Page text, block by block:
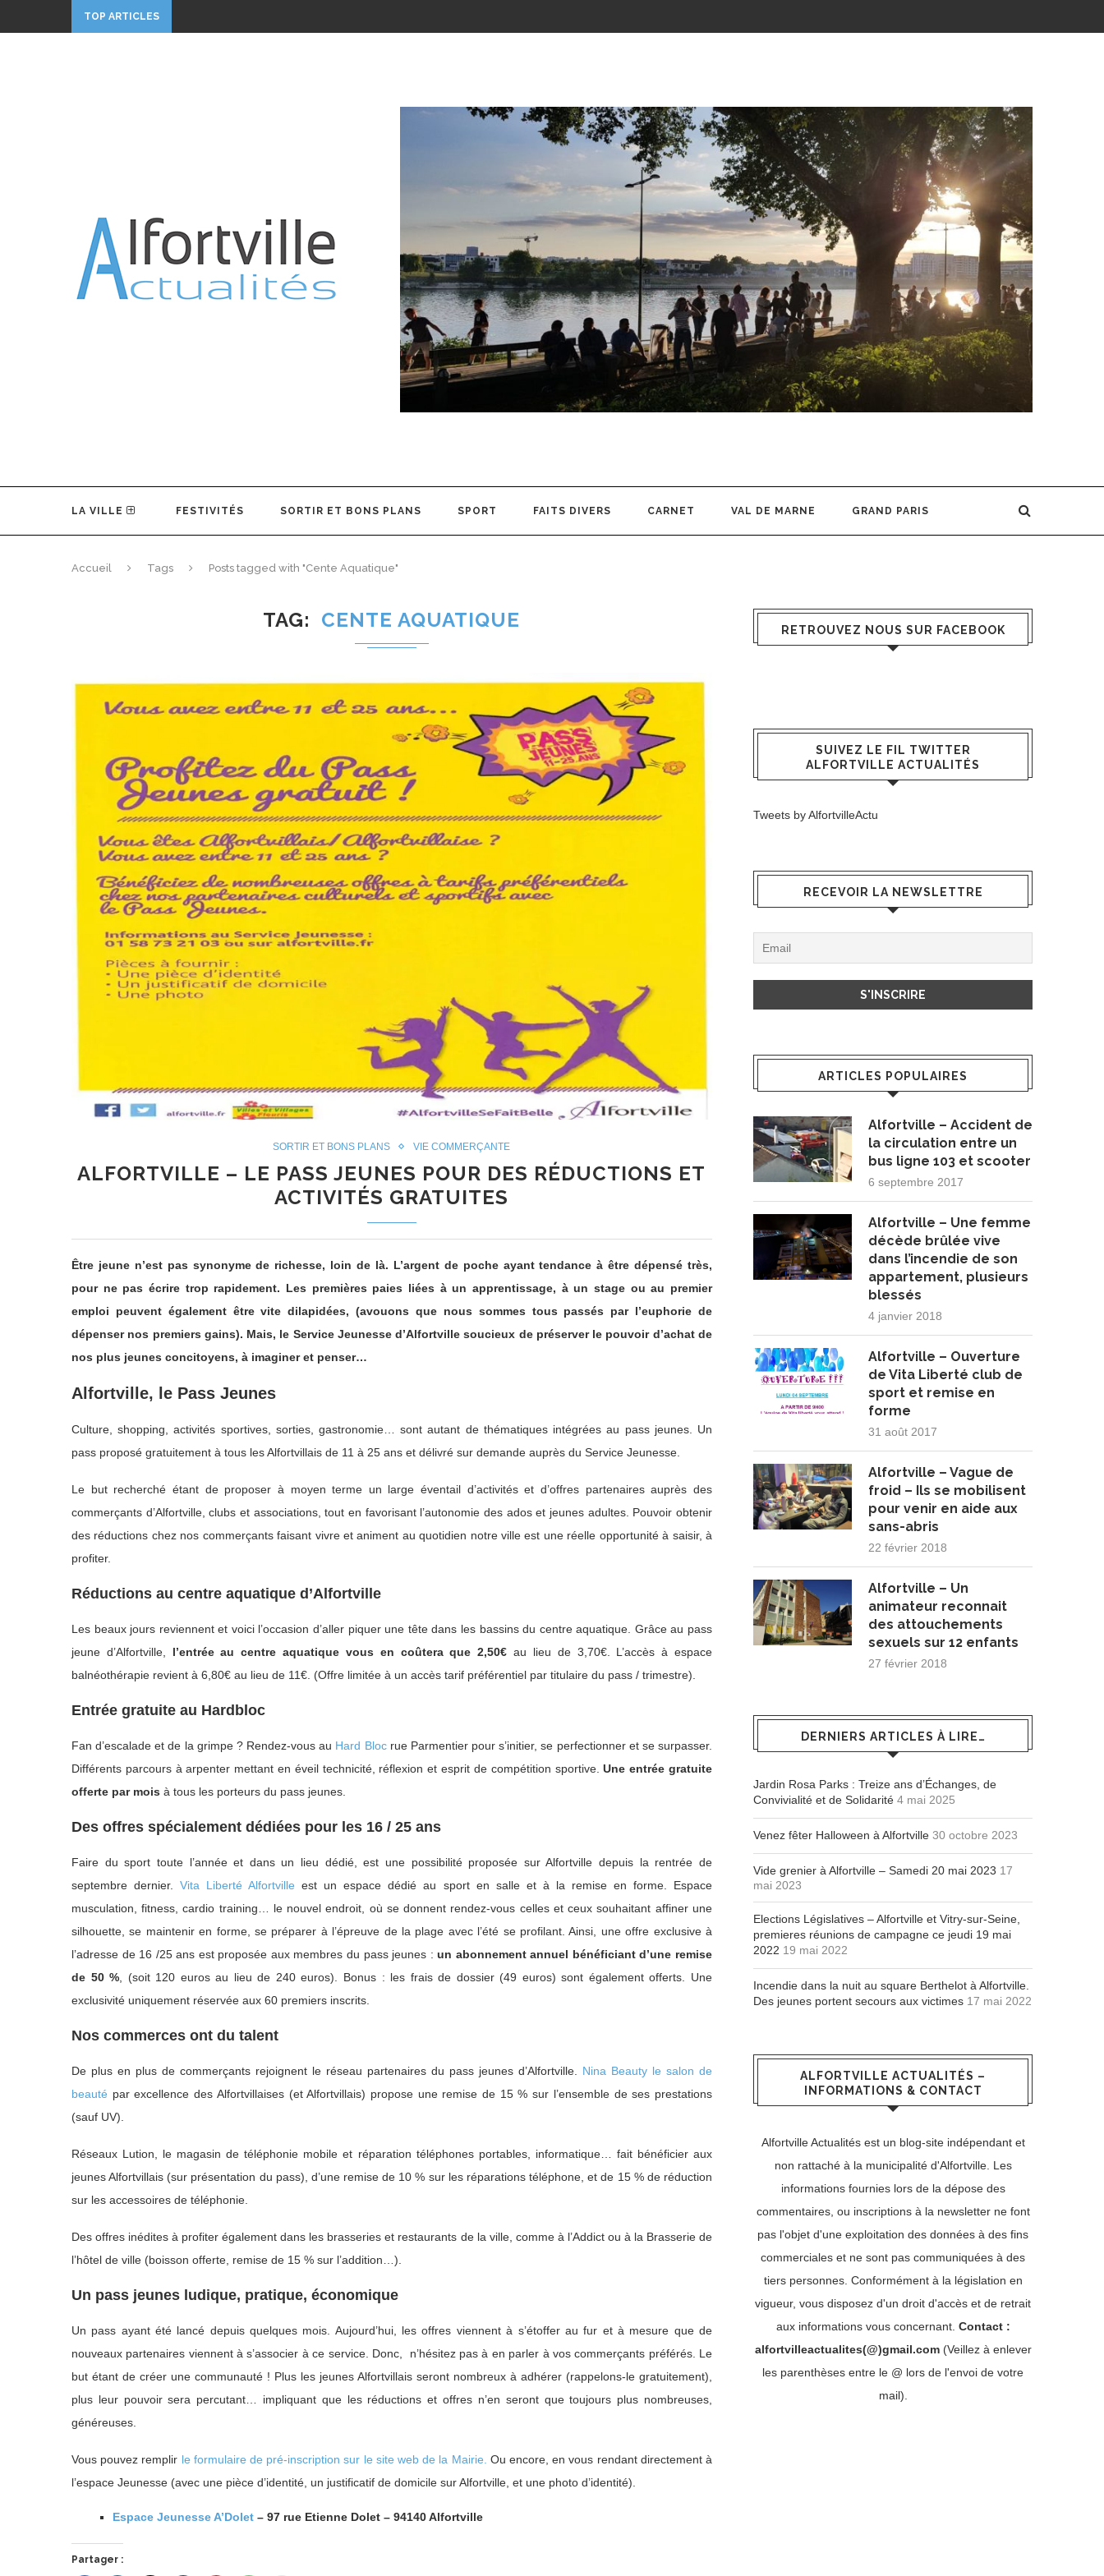
TOP ARTICLES
LA VILLE FESTIVITÉS SORTIR ET BONS PLANS SPORT FAITS DIVERS CARNET VAL DE MARNE GRAND PARIS
Accueil Tags Posts tagged with "Cente Aquatique"
TAG CENTE AQUATIQUE
SORTIR ET BONS PLANS VIE COMMERÇANTE
ALFORTVILLE – LE PASS JEUNES POUR DES RÉDUCTIONS ET
ACTIVITÉS GRATUITES
Être jeune n’est pas synonyme de richesse, loin de là. L’argent de poche ayant tendance à être dépensé très,
pour ne pas écrire trop rapidement. Les premières paies liées à un apprentissage, à un stage ou au premier
emploi peuvent également être vite dilapidées, (avouons que nous sommes tous passés par l’euphorie de
dépenser nos premiers gains). Mais, le Service Jeunesse d’Alfortville soucieux de préserver le pouvoir d’achat de
nos plus jeunes concitoyens, à imaginer et penser…
Alfortville, le Pass Jeunes
Culture, shopping, activités sportives, sorties, gastronomie… sont autant de thématiques intégrées au pass jeunes. Un
pass proposé gratuitement à tous les Alfortvillais de 11 à 25 ans et délivré sur demande auprès du Service Jeunesse.
Le but recherché étant de proposer à moyen terme un large éventail d’activités et d’offres partenaires auprès des
commerçants d’Alfortville, clubs et associations, tout en favorisant l’autonomie des ados et jeunes adultes. Pouvoir obtenir
des réductions chez nos commerçants faisant vivre et animent au quotidien notre ville est une réelle opportunité à saisir, à
profiter.
Réductions au centre aquatique d’Alfortville
Les beaux jours reviennent et voici l’occasion d’aller piquer une tête dans les bassins du centre aquatique. Grâce au pass
jeune d’Alfortville, l’entrée au centre aquatique vous en coûtera que 2,50€ au lieu de 3,70€. L’accès à espace
balnéothérapie revient à 6,80€ au lieu de 11€. (Offre limitée à un accès tarif préférentiel par titulaire du pass / trimestre).
Entrée gratuite au Hardbloc
Fan d’escalade et de la grimpe ? Rendez-vous au Hard Blocrue Parmentier pour s’initier, se perfectionner et se surpasser.
Différents parcours à arpenter mettant en éveil technicité, réflexion et esprit de compétition sportive.Une entrée gratuite
offerte par mois à tous les porteurs du pass jeunes.
Des offres spécialement dédiées pour les 16 / 25 ans
Faire du sport toute l’année et dans un lieu dédié, est une possibilité proposée sur Alfortville depuis la rentrée de
septembre dernier.Vita Liberté Alfortville est un espace dédié au sport en salle et à la remise en forme. Espace
musculation, fitness, cardio training… le nouvel endroit, où se donnent rendez-vous celles et ceux souhaitant affiner une
silhouette, se maintenir en forme, se préparer à l’épreuve de la plage avec l’été se profilant. Ainsi, une offre exclusive à
l’adresse de 16 /25 ans est proposée aux membres du pass jeunes :un abonnement annuel bénéficiant d’une remise
de 50 %, (soit 120 euros au lieu de 240 euros). Bonus : les frais de dossier (49 euros) sont également offerts. Une
exclusivité uniquement réservée aux 60 premiers inscrits.
Nos commerces ont du talent
De plus en plus de commerçants rejoignent le réseau partenaires du pass jeunes d’Alfortville. Nina Beauty le salon de
beauté par excellence des Alfortvillaises (et Alfortvillais) propose une remise de 15 % sur l’ensemble de ses prestations
(sauf UV).
Réseaux Lution, le magasin de téléphonie mobile et réparation téléphones portables, informatique… fait bénéficier aux
jeunes Alfortvillais (sur présentation du pass), d’une remise de 10 % sur les réparations téléphone, et de 15 % de réduction
sur les accessoires de téléphonie.
Des offres inédites à profiter également dans les brasseries et restaurants de la ville, comme à l’Addict ou à la Brasserie de
l’hôtel de ville (boisson offerte, remise de 15 % sur l’addition…).
Un pass jeunes ludique, pratique, économique
Un pass ayant été lancé depuis quelques mois. Aujourd’hui, les offres viennent à s’étoffer au fur et à mesure que de
nouveaux partenaires viennent à s’associer à ce service. Donc, n’hésitez pas à en parler à vos commerçants préférés. Le
but étant de créer une communauté ! Plus les jeunes Alfortvillais seront nombreux à adhérer (rappelons-le gratuitement),
plus leur pouvoir sera percutant… impliquant que les réductions et offres n’en seront que toujours plus nombreuses,
généreuses.
Vous pouvez remplir le formulaire de pré-inscription sur le site web de la Mairie. Ou encore, en vous rendant directement à
l’espace Jeunesse (avec une pièce d’identité, un justificatif de domicile sur Alfortville, et une photo d’identité).
Espace Jeunesse A’Dolet – 97 rue Etienne Dolet – 94140 Alfortville
Partager :
RETROUVEZ NOUS SUR FACEBOOK
SUIVEZ LE FIL TWITTER
ALFORTVILLE ACTUALITÉS
Tweets by AlfortvilleActu
RECEVOIR LA NEWSLETTRE
ARTICLES POPULAIRES
Alfortville – Accident de
la circulation entre un
bus ligne 103 et scooter
6 septembre 2017
Alfortville – Une femme
décède brûlée vive
dans l’incendie de son
appartement, plusieurs
blessés
4 janvier 2018
Alfortville – Ouverture
de Vita Liberté club de
sport et remise en
forme
31 août 2017
Alfortville – Vague de
froid – Ils se mobilisent
pour venir en aide aux
sans-abris
22 février 2018
Alfortville – Un
animateur reconnait
des attouchements
sexuels sur 12 enfants
27 février 2018
DERNIERS ARTICLES À LIRE…
Jardin Rosa Parks : Treize ans d’Échanges, de
Convivialité et de Solidarité 4 mai 2025
Venez fêter Halloween à Alfortville 30 octobre 2023
Vide grenier à Alfortville – Samedi 20 mai 2023 17
mai 2023
Elections Législatives – Alfortville et Vitry-sur-Seine,
premieres réunions de campagne ce jeudi 19 mai
2022 19 mai 2022
Incendie dans la nuit au square Berthelot à Alfortville.
Des jeunes portent secours aux victimes 17 mai 2022
ALFORTVILLE ACTUALITÉS –
INFORMATIONS & CONTACT
Alfortville Actualités est un blog-site indépendant et
non rattaché à la municipalité d'Alfortville. Les
informations fournies lors de la dépose des
commentaires, ou inscriptions à la newsletter ne font
pas l'objet d'une exploitation des données à des fins
commerciales et ne sont pas communiquées à des
tiers personnes. Conformément à la législation en
vigueur, vous disposez d'un droit d'accès et de retrait
aux informations vous concernant. Contact :
alfortvilleactualites(@)gmail.com(Veillez à enlever
les parenthèses entre le @ lors de l'envoi de votre
mail).